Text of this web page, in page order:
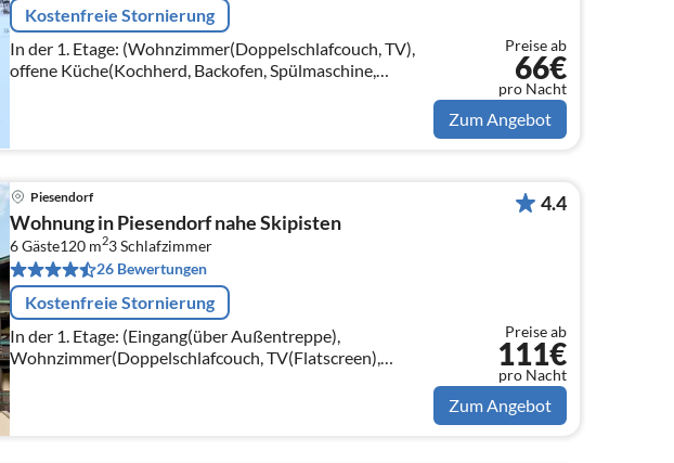
Kostenfreie Stornierung
In der 1. Etage: (Wohnzimmer(Doppelschlafcouch, TV),
offene Küche(Kochherd, Backofen, Spülmaschine,
Preise ab
66€
pro Nacht
Zum Angebot
Piesendorf
Wohnung in Piesendorf nahe Skipisten
6 Gäste120 m23Schlafzimmer
26 Bewertungen
Kostenfreie Stornierung
In der 1. Etage: (Eingang(über Außentreppe),
Wohnzimmer(Doppelschlafcouch, TV(Flatscreen),
Esstisch(6 Personen))
4.4
Preise ab
111€
pro Nacht
Zum Angebot